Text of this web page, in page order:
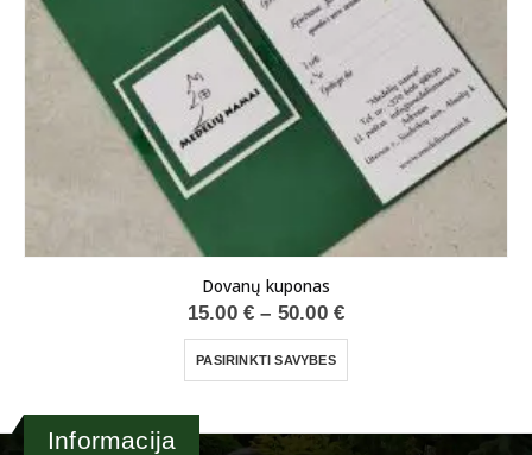
Dovanų kuponas
15.00 € – 50.00 €Price
50.00 €
PASIRINKTI SAVYBES
This product has multiple variants. The options may be chosen on the product page
Informacija